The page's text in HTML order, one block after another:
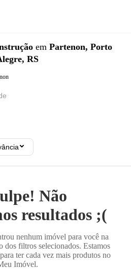
em Partenon, Porto
RS
Não
resultados ;(
nenhum imóvel para você na
dos filtros selecionados. Estamos
ter cada vez mais produtos no
Imóvel.